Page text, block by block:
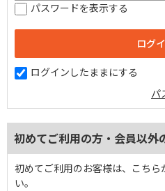
パスワードを表示する
ログインしたままにする
パ
初めてご利用の方・会員以外
初めてご利用のお客様は、こち
い。